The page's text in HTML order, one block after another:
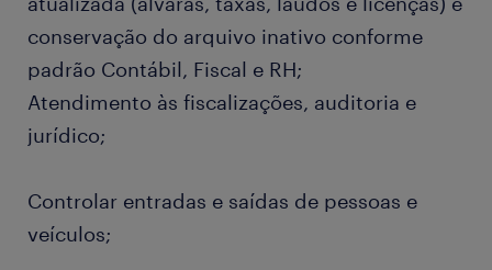
conservação do arquivo inativo conforme
padrão Contábil, Fiscal e RH;
Atendimento às fiscalizações, auditoria e
jurídico;
Controlar entradas e saídas de pessoas e
veículos;